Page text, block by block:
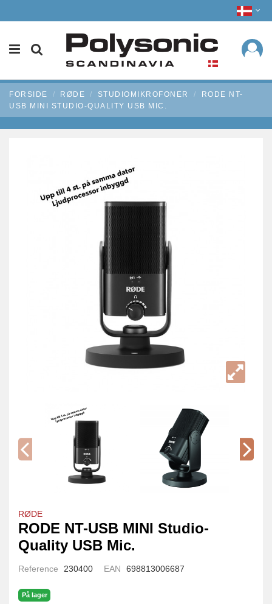
FORSIDE RØDE STUDIOMIKROFONER
RODE NT-
USB MINI STUDIO-QUALITY USB MIC.
RØDE
RODE NT-USB MINI Studio-
Quality USB Mic.
Reference 230400 EAN 698813006687
På lager